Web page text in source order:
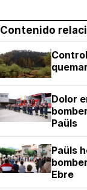
Contenido
Dolor
Paüls
Paüls
Ebre